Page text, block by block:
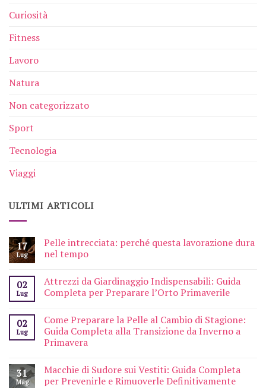
Curiosità
Fitness
Lavoro
Natura
Non categorizzato
Sport
Tecnologia
Viaggi
ULTIMI ARTICOLI
17
Lug
Pelle intrecciata: perché questa lavorazione dura
nel tempo
02
Lug
Attrezzi da Giardinaggio Indispensabili: Guida
Completa per Preparare l’Orto Primaverile
02
Lug
Come Preparare la Pelle al Cambio di Stagione:
Guida Completa alla Transizione da Inverno a
Primavera
31
Mag
Macchie di Sudore sui Vestiti: Guida Completa
per Prevenirle e Rimuoverle Definitivamente